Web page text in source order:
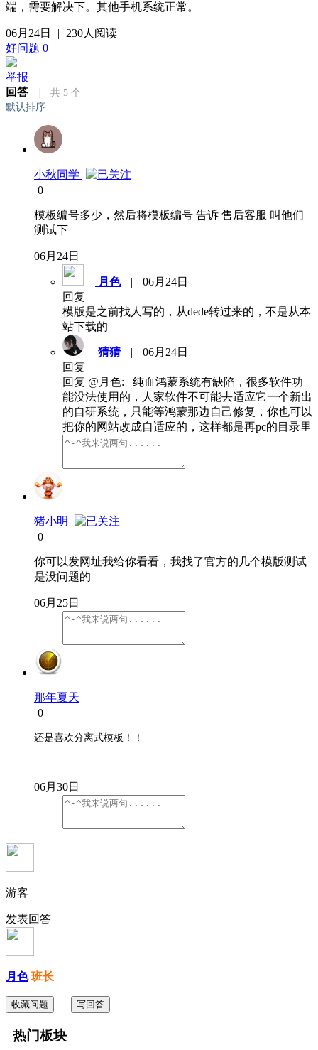
端，需要解决下。其他手机系统正常。
06月24日 | 230人阅读
好问题 0
举报
回答
共 5 个
默认排序
小秋同学
0
模板编号多少，然后将模板编号 告诉 售后客服 叫他们
测试下
06月24日
月色 |
06月24日
回复
模版是之前找人写的，从dede转过来的，不是从本
站下载的
猜猜 |
06月24日
回复
回复 @月色: 纯血鸿蒙系统有缺陷，很多软件功
能没法使用的，人家软件不可能去适应它一个新出
的自研系统，只能等鸿蒙那边自己修复，你也可以
把你的网站改成自适应的，这样都是再pc的目录里
猪小明
0
你可以发网址我给你看看，我找了官方的几个模版测试
是没问题的
06月25日
那年夏天
0
还是喜欢分离式模板！！
06月30日
游客
发表回答
月色班长
收藏问题 写回答
热门板块